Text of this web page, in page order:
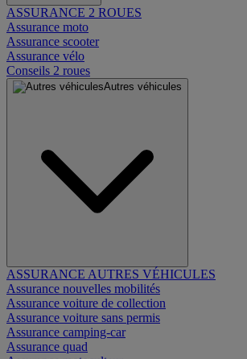
ASSURANCE 2 ROUES
Assurance moto
Assurance scooter
Assurance vélo
Conseils 2 roues
Autres véhicules
ASSURANCE AUTRES VÉHICULES
Assurance nouvelles mobilités
Assurance voiture de collection
Assurance voiture sans permis
Assurance camping-car
Assurance quad